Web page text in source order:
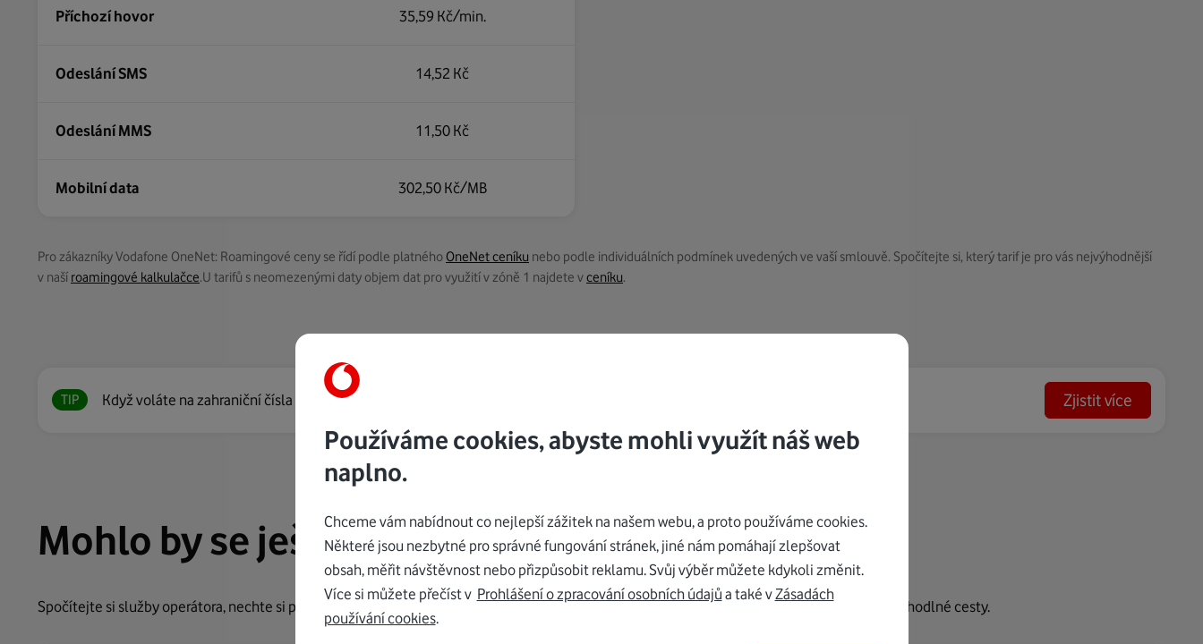
Příchozí hovor 35,59 Kč/min.
Odeslání SMS 14,52 Kč
Odeslání MMS 11,50 Kč
Mobilní data 302,50 Kč/MB
Pro zákazníky Vodafone OneNet: Roamingové ceny se řídí podle platnéhoOneNet ceníku nebo podle individuálních podmínek uvedených ve vaší smlouvě. Spočítejte si, který tarif je pro vás nejvýhodnější
v naší roamingové kalkulačce.U tarifů s neomezenými daty objem dat pro využití v zóně 1 najdete vceníku.
TIP Když voláte na zahraniční čísla v této zemi, platí se podle extra ceníku v kategorii Zjistit více
Mohlo by se ještě hodit
Spočítejte si služby operátora, nechte si poradit s tarifem nebo omrkněte balíčky pro země Business zóny+. Prostě vše, co potřebujete pro pohodlné cesty.
Používáme cookies, abyste mohli využít náš web
naplno.
Chceme vám nabídnout co nejlepší zážitek na našem webu, a proto používáme cookies.
Některé jsou nezbytné pro správné fungování stránek, jiné nám pomáhají zlepšovat
obsah, měřit návštěvnost nebo přizpůsobit reklamu. Svůj výběr můžete kdykoli změnit.
Více si můžete přečíst v Prohlášení o zpracování osobních údajů a také vZásadách
používání cookies.